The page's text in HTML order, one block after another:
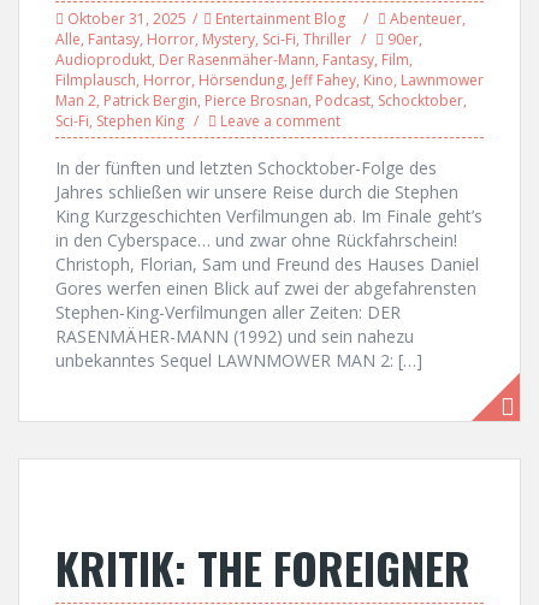
Oktober 31, 2025 Entertainment Blog Abenteuer,
Alle, Fantasy, Horror, Mystery, Sci-Fi, Thriller 90er,
Audioprodukt, Der Rasenmäher-Mann, Fantasy, Film,
Filmplausch, Horror, Hörsendung, Jeff Fahey, Kino, Lawnmower
Man 2, Patrick Bergin, Pierce Brosnan, Podcast, Schocktober,
Sci-Fi, Stephen King Leave a comment
In der fünften und letzten Schocktober-Folge des
Jahres schließen wir unsere Reise durch die Stephen
King Kurzgeschichten Verfilmungen ab. Im Finale geht’s
in den Cyberspace… und zwar ohne Rückfahrschein!
Christoph, Florian, Sam und Freund des Hauses Daniel
Gores werfen einen Blick auf zwei der abgefahrensten
Stephen-King-Verfilmungen aller Zeiten: DER
RASENMÄHER-MANN (1992) und sein nahezu
unbekanntes Sequel LAWNMOWER MAN 2: […]
KRITIK: THE FOREIGNER